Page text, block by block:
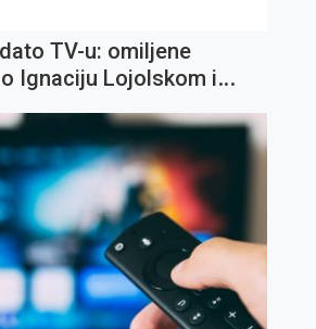
TV-u: omiljene
Ignaciju Lojolskom i